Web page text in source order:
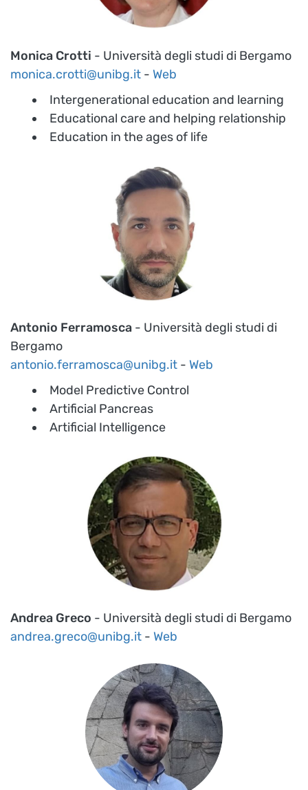
Monica Crotti - Università degli studi di Bergamo
monica.crotti@unibg.it - Web
Intergenerational education and learning
Educational care and helping relationship
Education in the ages of life
Antonio Ferramosca - Università degli studi di
Bergamo
antonio.ferramosca@unibg.it - Web
Model Predictive Control
Artificial Pancreas
Artificial Intelligence
Andrea Greco - Università degli studi di Bergamo
andrea.greco@unibg.it - Web